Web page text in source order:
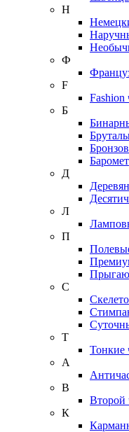
Н
Ф
F
Fashion
Б
Д
Л
П
С
Т
Тонкие
А
В
Второй
К